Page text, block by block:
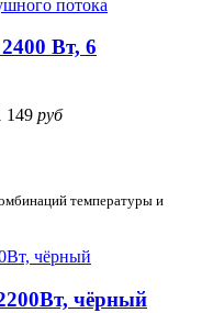
Вт, 6
149 руб
температуры и
чёрный